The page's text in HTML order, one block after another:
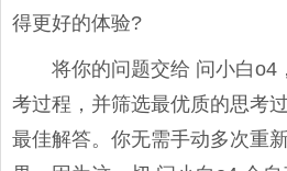
得更好的体验?
将你的问题交给 问小白o4
考过程，并筛选最优质的思考
最佳解答。你无需手动多次重